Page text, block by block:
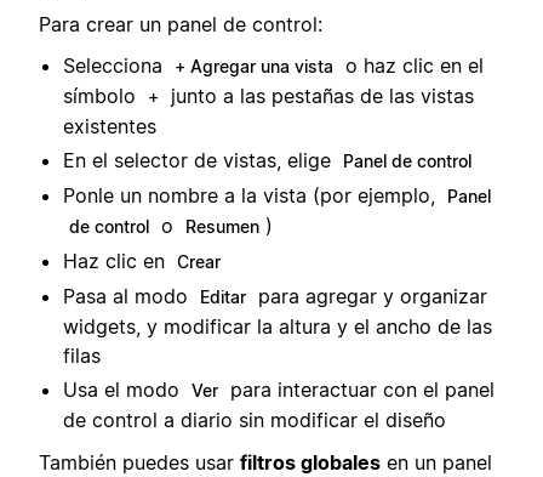
Para crear un panel de control:
Selecciona
+ Agregar una vista
o haz clic en el
símbolo
+
junto a las pestañas de las vistas
existentes
En el selector de vistas, elige
Panel de control
Ponle un nombre a la vista (por ejemplo,
Panel
de control o Resumen )
Haz clic en Crear
Pasa al modo Editar
para agregar y organizar
widgets, y modificar la altura y el ancho de las
filas
Usa el modo
Ver
para interactuar con el panel
de control a diario sin modificar el diseño
También puedes usar filtros globales en un panel